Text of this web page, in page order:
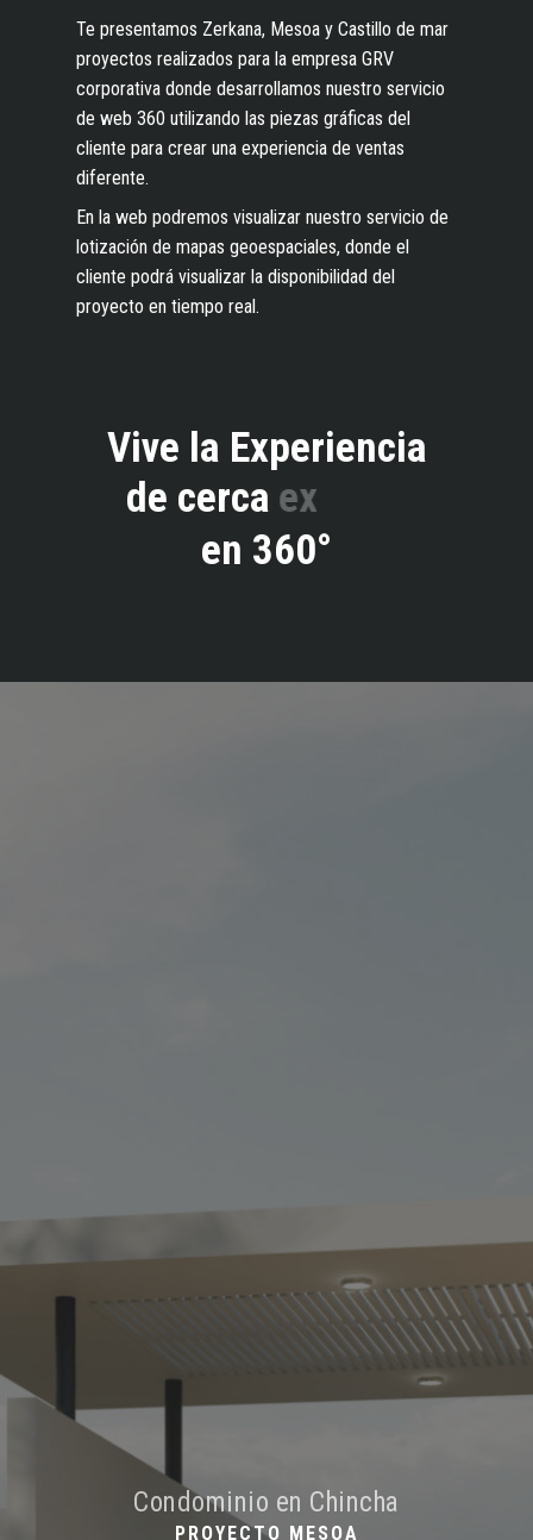
Te presentamos Zerkana, Mesoa y Castillo de mar
proyectos realizados para la empresa GRV
corporativa donde desarrollamos nuestro servicio
de web 360 utilizando las piezas gráficas del
cliente para crear una experiencia de ventas
diferente.
En la web podremos visualizar nuestro servicio de
lotización de mapas geoespaciales, donde el
cliente podrá visualizar la disponibilidad del
proyecto en tiempo real.
Vive la Experiencia
de cerca explora
en 360°
Condominio en Chincha
PROYECTO MESOA